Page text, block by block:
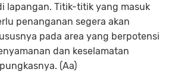
lapangan. Titik-titik yang masuk
penanganan segera akan
pada area yang berpotensi
dan keselamatan
(Aa)